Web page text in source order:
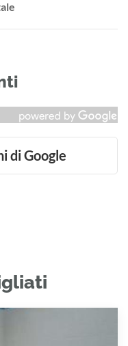
di Google